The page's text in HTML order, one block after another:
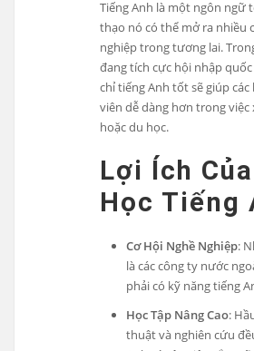
Tiếng Anh là một ngôn ngữ
thạo nó có thể mở ra nhiều
nghiệp trong tương lai.
đang tích cực hội nhập
chỉ tiếng Anh tốt sẽ giúp
viên dễ dàng hơn trong việc
hoặc du học.
Lợi Ích
Học Tiếng
Cơ Hội Nghề Nghiệp:
là các công ty nước
phải có kỹ năng tiếng
Học Tập Nâng Cao:
thuật và nghiên cứu